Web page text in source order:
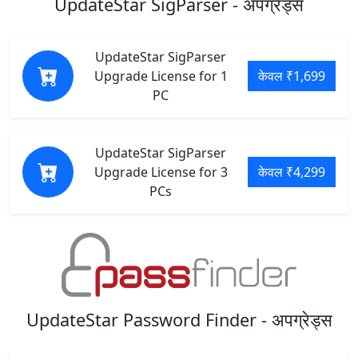
UpdateStar SigParser
Upgrade License for 1
PC
केवल ₹1,699
UpdateStar SigParser
Upgrade License for 3
PCs
केवल ₹4,299
UpdateStar Password Finder - अपग्रेड्स